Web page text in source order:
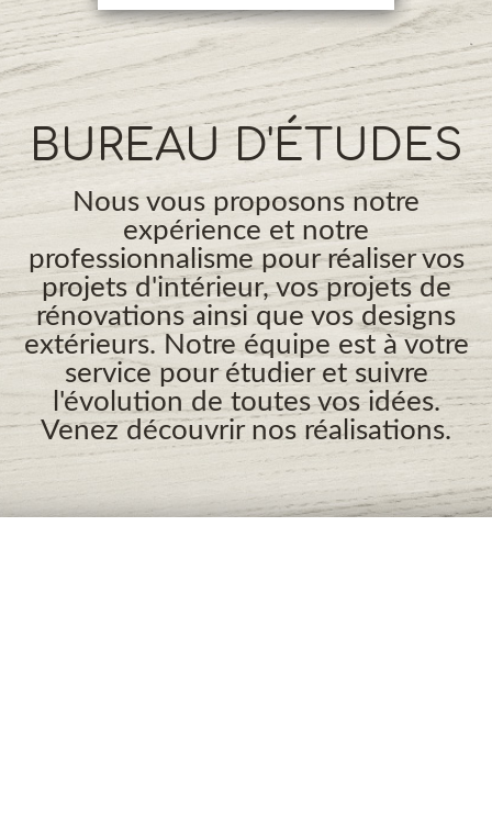
BUREAU D'ÉTUDES
Nous vous proposons notre
expérience et notre
professionnalisme pour réaliser vos
projets d'intérieur, vos projets de
rénovations ainsi que vos designs
extérieurs. Notre équipe est à votre
service pour étudier et suivre
l'évolution de toutes vos idées.
Venez découvrir nos réalisations.